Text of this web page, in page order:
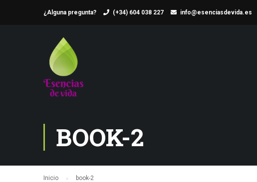
¿Alguna pregunta? (+34) 604 038 227 info@esenciasdevida.es
BOOK-2
Inicio book-2